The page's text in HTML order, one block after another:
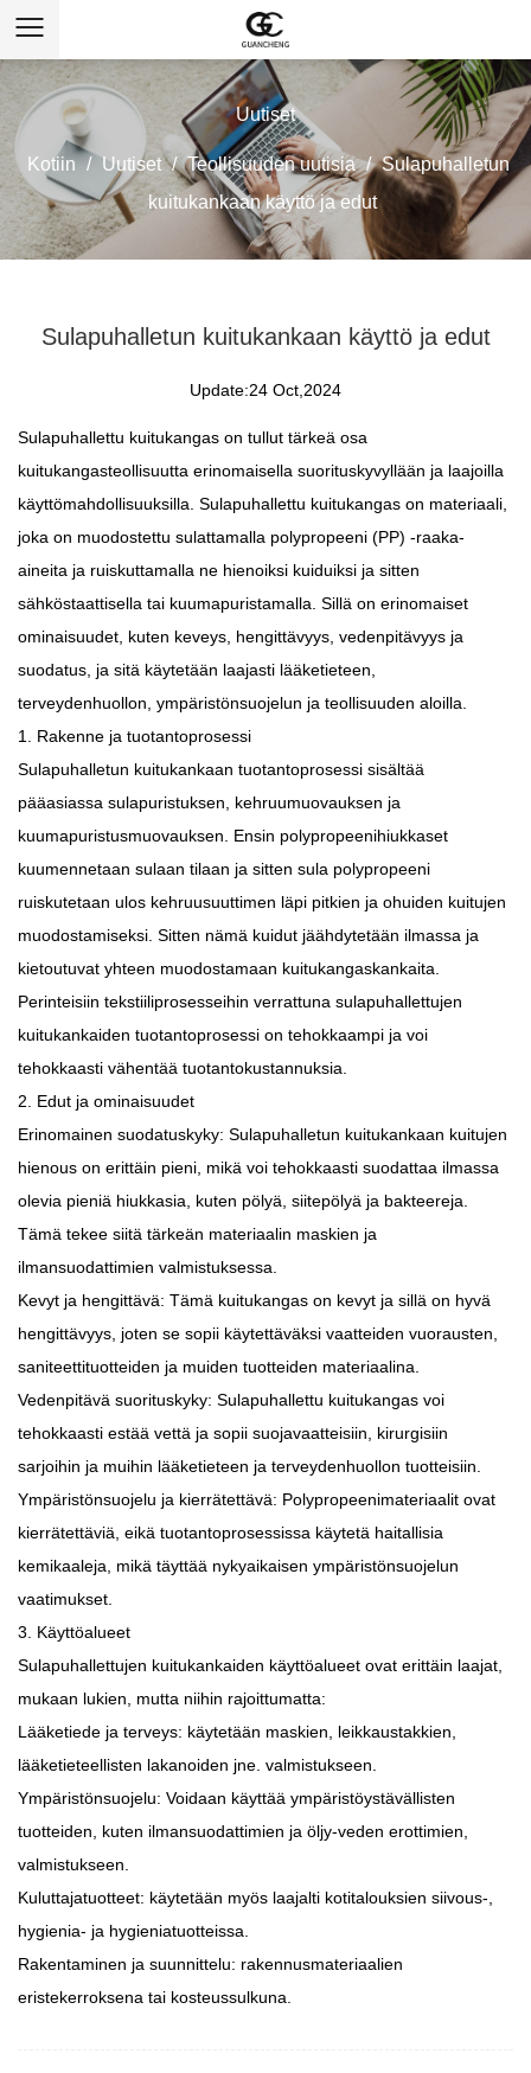
Uutiset
Kotiin / Uutiset / Teollisuuden uutisia / Sulapuhalletun
kuitukankaan käyttö ja edut
Sulapuhalletun kuitukankaan käyttö ja edut
Update:24 Oct,2024
Sulapuhallettu kuitukangas on tullut tärkeä osa
kuitukangasteollisuutta erinomaisella suorituskyvyllään ja laajoilla
käyttömahdollisuuksilla. Sulapuhallettu kuitukangas on materiaali,
joka on muodostettu sulattamalla polypropeeni (PP) -raaka-
aineita ja ruiskuttamalla ne hienoiksi kuiduiksi ja sitten
sähköstaattisella tai kuumapuristamalla. Sillä on erinomaiset
ominaisuudet, kuten keveys, hengittävyys, vedenpitävyys ja
suodatus, ja sitä käytetään laajasti lääketieteen,
terveydenhuollon, ympäristönsuojelun ja teollisuuden aloilla.
1. Rakenne ja tuotantoprosessi
Sulapuhalletun kuitukankaan tuotantoprosessi sisältää
pääasiassa sulapuristuksen, kehruumuovauksen ja
kuumapuristusmuovauksen. Ensin polypropeenihiukkaset
kuumennetaan sulaan tilaan ja sitten sula polypropeeni
ruiskutetaan ulos kehruusuuttimen läpi pitkien ja ohuiden kuitujen
muodostamiseksi. Sitten nämä kuidut jäähdytetään ilmassa ja
kietoutuvat yhteen muodostamaan kuitukangaskankaita.
Perinteisiin tekstiiliprosesseihin verrattuna sulapuhallettujen
kuitukankaiden tuotantoprosessi on tehokkaampi ja voi
tehokkaasti vähentää tuotantokustannuksia.
2. Edut ja ominaisuudet
Erinomainen suodatuskyky: Sulapuhalletun kuitukankaan kuitujen
hienous on erittäin pieni, mikä voi tehokkaasti suodattaa ilmassa
olevia pieniä hiukkasia, kuten pölyä, siitepölyä ja bakteereja.
Tämä tekee siitä tärkeän materiaalin maskien ja
ilmansuodattimien valmistuksessa.
Kevyt ja hengittävä: Tämä kuitukangas on kevyt ja sillä on hyvä
hengittävyys, joten se sopii käytettäväksi vaatteiden vuorausten,
saniteettituotteiden ja muiden tuotteiden materiaalina.
Vedenpitävä suorituskyky: Sulapuhallettu kuitukangas voi
tehokkaasti estää vettä ja sopii suojavaatteisiin, kirurgisiin
sarjoihin ja muihin lääketieteen ja terveydenhuollon tuotteisiin.
Ympäristönsuojelu ja kierrätettävä: Polypropeenimateriaalit ovat
kierrätettäviä, eikä tuotantoprosessissa käytetä haitallisia
kemikaaleja, mikä täyttää nykyaikaisen ympäristönsuojelun
vaatimukset.
3. Käyttöalueet
Sulapuhallettujen kuitukankaiden käyttöalueet ovat erittäin laajat,
mukaan lukien, mutta niihin rajoittumatta:
Lääketiede ja terveys: käytetään maskien, leikkaustakkien,
lääketieteellisten lakanoiden jne. valmistukseen.
Ympäristönsuojelu: Voidaan käyttää ympäristöystävällisten
tuotteiden, kuten ilmansuodattimien ja öljy-veden erottimien,
valmistukseen.
Kuluttajatuotteet: käytetään myös laajalti kotitalouksien siivous-,
hygienia- ja hygieniatuotteissa.
Rakentaminen ja suunnittelu: rakennusmateriaalien
eristekerroksena tai kosteussulkuna.